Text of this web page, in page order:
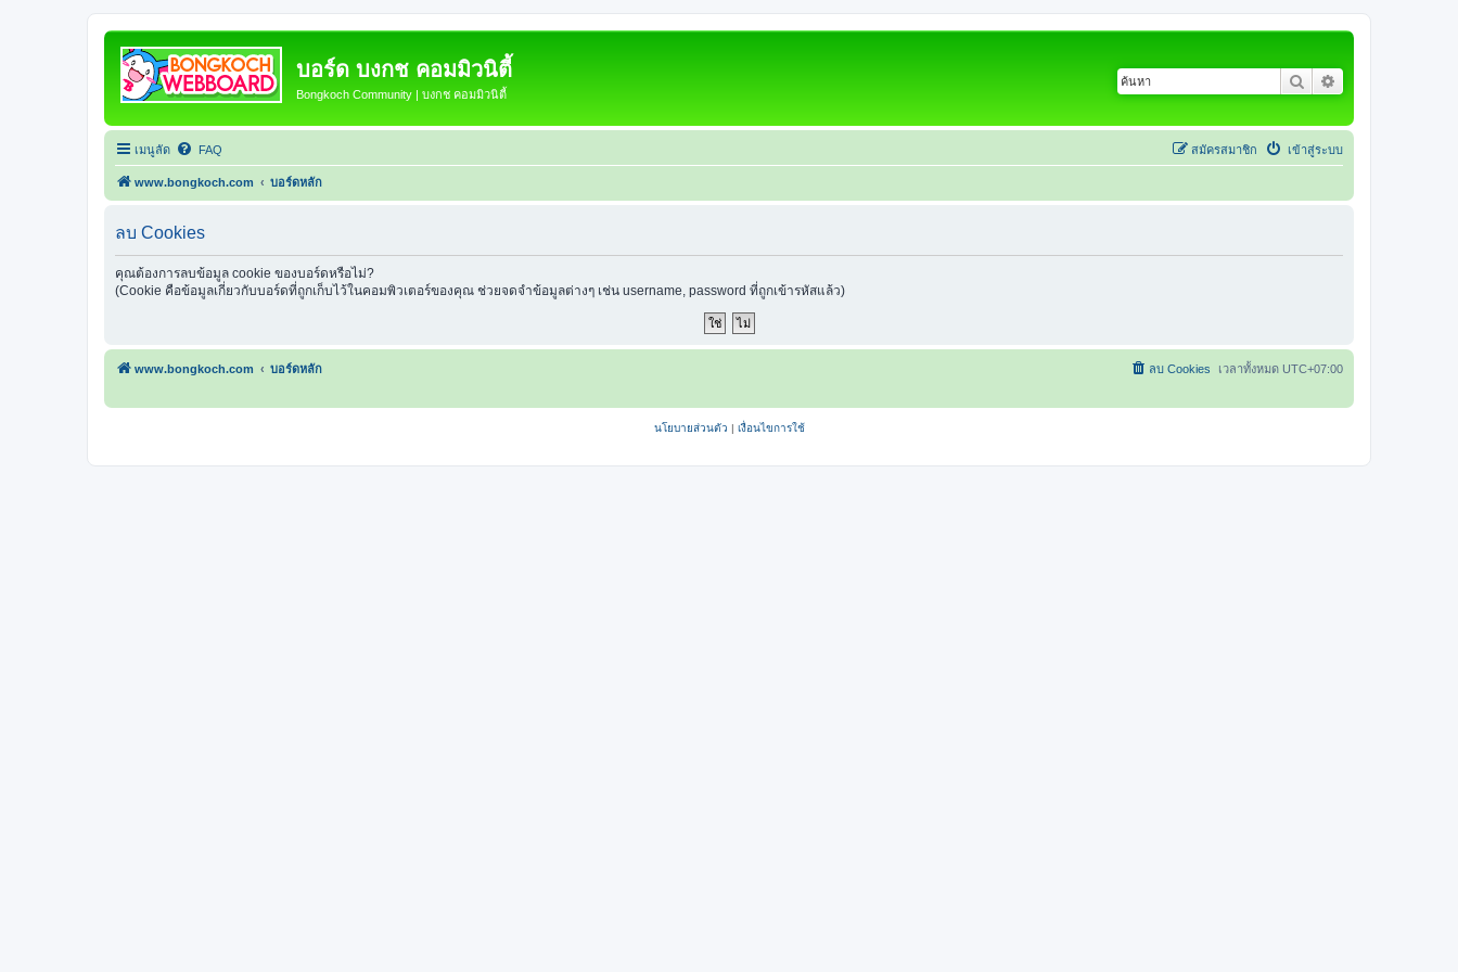
บอร์ด บงกช คอมมิวนิตี้
Bongkoch Community | บงกช คอมมิวนิตี้
ค้นหา
เมนูลัด FAQ เข้าสู่ระบบ
สมัครสมาชิก
www.bongkoch.com บอร์ดหลัก
ลบ Cookies
คุณต้องการลบข้อมูล cookie ของบอร์ดหรือไม่?
(Cookie คือข้อมูลเกี่ยวกับบอร์ดที่ถูกเก็บไว้ในคอมพิวเตอร์ของคุณ ช่วยจดจำข้อมูลต่างๆ เช่น username, password ที่ถูกเข้ารหัสแล้ว)
www.bongkoch.com บอร์ดหลัก เวลาทั้งหมด UTC+07:00
ลบ Cookies
นโยบายส่วนตัว | เงื่อนไขการใช้